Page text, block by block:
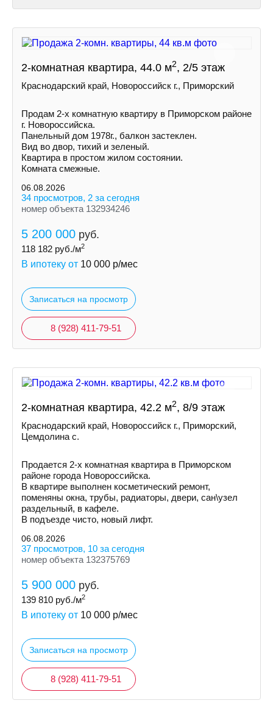
2-комнатная квартира, 44.0 м2, 2/5 этаж
Краснодарский край, Новороссийск г., Приморский
Продам 2-х комнатную квартиру в Приморском районе
г. Новороссийска.
Панельный дом 1978г., балкон застеклен.
Вид во двор, тихий и зеленый.
Квартира в простом жилом состоянии.
Комната смежные.
06.08.2026
34 просмотров, 2 за сегодня
номер объекта 132934246
5 200 000 руб.
118 182 руб./м2
В ипотеку от 10 000 р/мес
Записаться на просмотр
8 (928) 411-79-51
2-комнатная квартира, 42.2 м2, 8/9 этаж
Краснодарский край, Новороссийск г., Приморский,
Цемдолина с.
Продается 2-х комнатная квартира в Приморском
районе города Новороссийска.
В квартире выполнен косметический ремонт,
поменяны окна, трубы, радиаторы, двери, сан\узел
раздельный, в кафеле.
В подъезде чисто, новый лифт.
06.08.2026
37 просмотров, 10 за сегодня
номер объекта 132375769
5 900 000 руб.
139 810 руб./м2
В ипотеку от 10 000 р/мес
Записаться на просмотр
8 (928) 411-79-51